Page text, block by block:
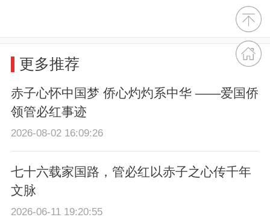
更多推荐
赤子心怀中国梦 侨心灼灼系中华 ——爱国侨
领管必红事迹
2026-08-02 16:09:26
七十六载家国路，管必红以赤子之心传千年
文脉
2026-06-11 19:20:55